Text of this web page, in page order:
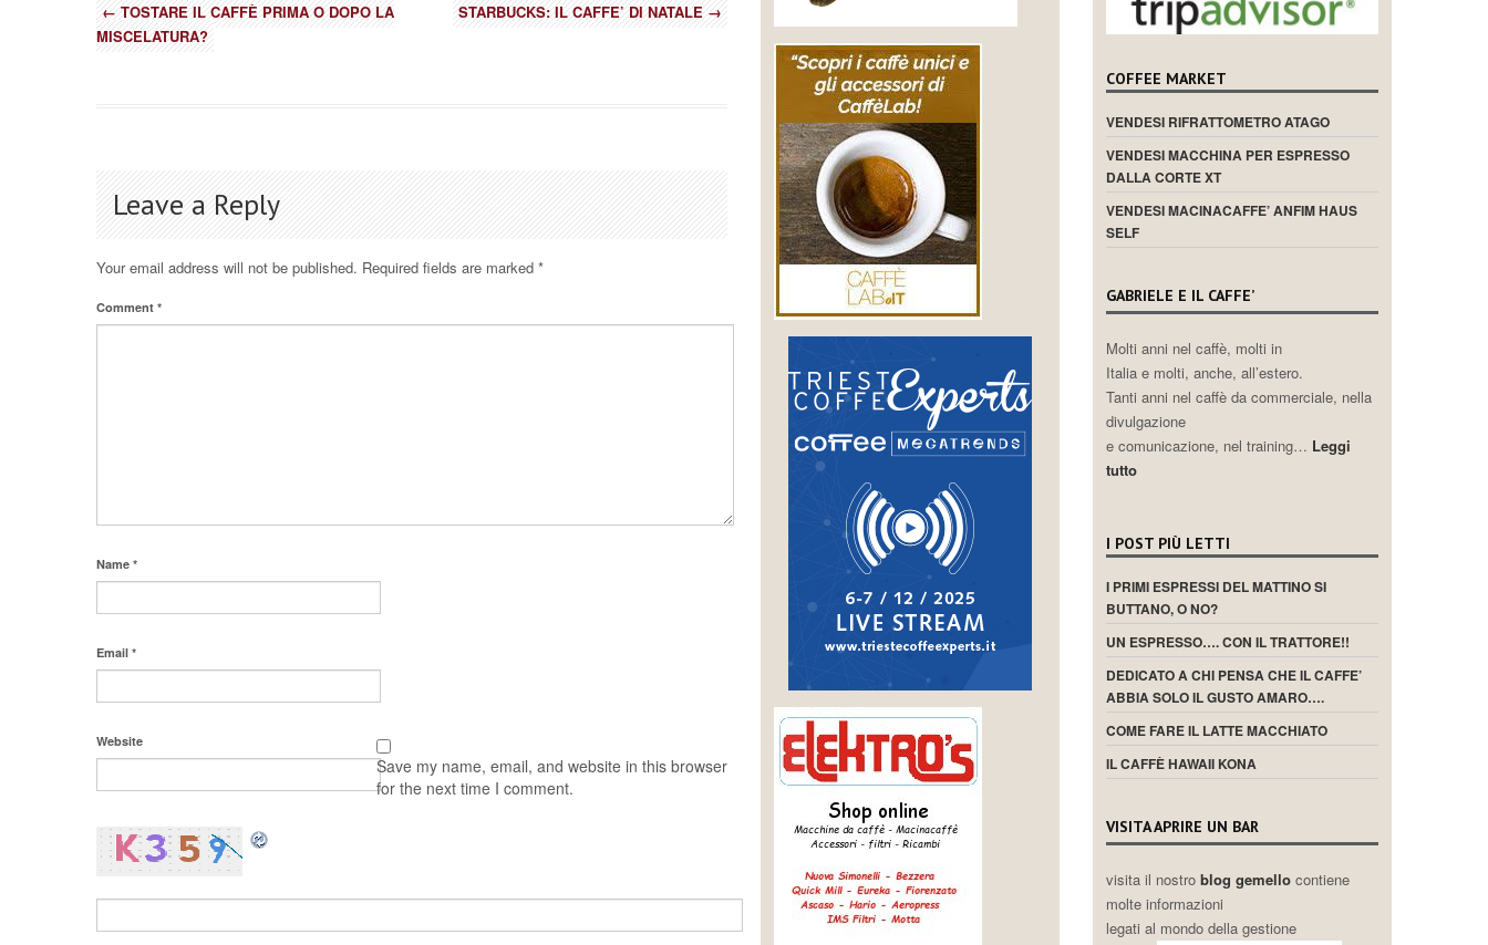
←TOSTARE IL CAFFÈ PRIMA O DOPO LA
MISCELATURA?
STARBUCKS: IL CAFFE’ DI NATALE→
Leave a Reply
Your email address will not be published. Required fields are marked *
Comment *
Name *
Email *
Website
Save my name, email, and website in this browser
for the next time I comment.
COFFEE MARKET
VENDESI RIFRATTOMETRO ATAGO
VENDESI MACCHINA PER ESPRESSO
DALLA CORTE XT
VENDESI MACINACAFFE’ ANFIM HAUS
SELF
GABRIELE E IL CAFFE’
Molti anni nel caffè, molti in
Italia e molti, anche, all’estero.
Tanti anni nel caffè da commerciale, nella
divulgazione
e comunicazione, nel training… Leggi
tutto
I POST PIÙ LETTI
I PRIMI ESPRESSI DEL MATTINO SI
BUTTANO, O NO?
UN ESPRESSO…. CON IL TRATTORE!!
DEDICATO A CHI PENSA CHE IL CAFFE’
ABBIA SOLO IL GUSTO AMARO….
COME FARE IL LATTE MACCHIATO
IL CAFFÈ HAWAII KONA
VISITA APRIRE UN BAR
visita il nostro blog gemello contiene
molte informazioni
legati al mondo della gestione